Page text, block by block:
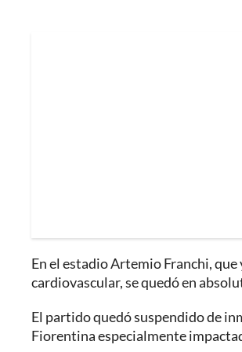
En el estadio Artemio Franchi,
cardiovascular, se quedó en
El partido quedó suspendido de
Fiorentina especialmente